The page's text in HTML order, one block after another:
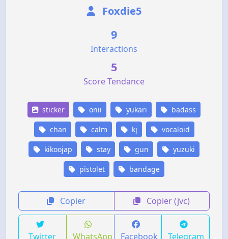
Foxdie5
9
Interactions
5
Score Tendance
sticker onii yukari badass
chan calm kj vocaloid
kikoojap stay gun yuzuki
pistolet bandage
Copier Copier (jvc)
Twitter WhatsApp Facebook Telegram